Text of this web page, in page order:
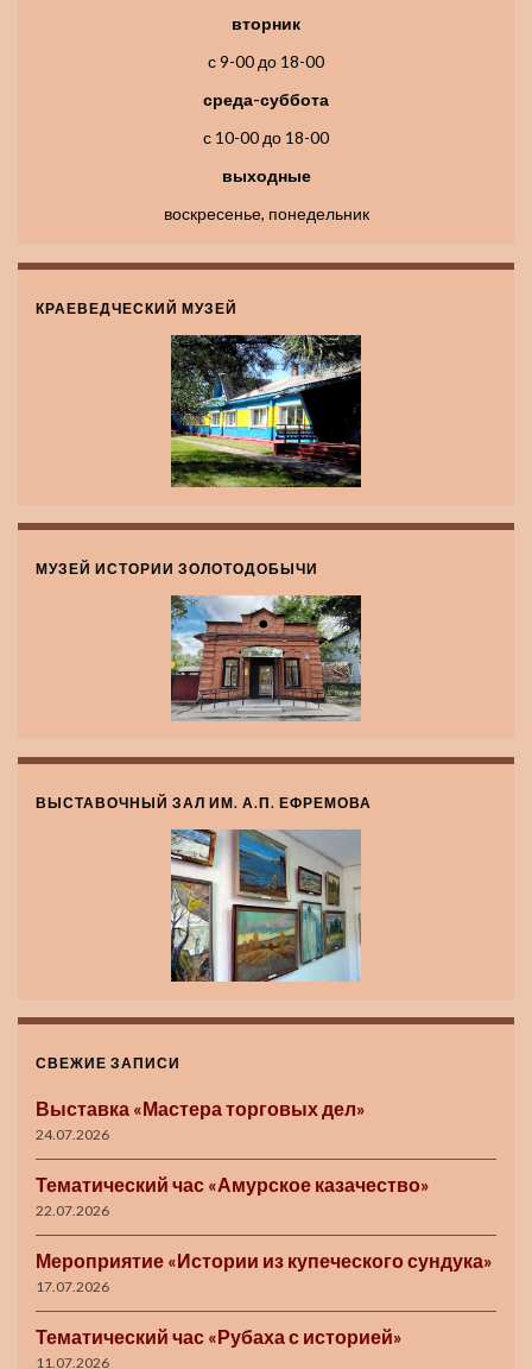
вторник
с 9-00 до 18-00
среда-суббота
с 10-00 до 18-00
выходные
воскресенье, понедельник
КРАЕВЕДЧЕСКИЙ МУЗЕЙ
МУЗЕЙ ИСТОРИИ ЗОЛОТОДОБЫЧИ
ВЫСТАВОЧНЫЙ ЗАЛ ИМ. А.П. ЕФРЕМОВА
СВЕЖИЕ ЗАПИСИ
Выставка «Мастера торговых дел»
24.07.2026
Тематический час «Амурское казачество»
22.07.2026
Мероприятие «Истории из купеческого сундука»
17.07.2026
Тематический час «Рубаха с историей»
11.07.2026